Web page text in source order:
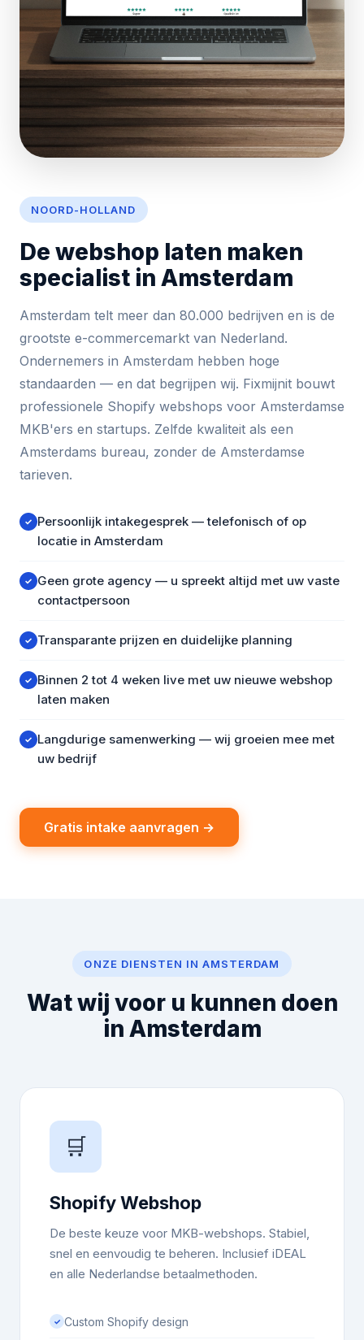
NOORD-HOLLAND
De webshop laten maken
specialist in Amsterdam
Amsterdam telt meer dan 80.000 bedrijven en is de
grootste e-commercemarkt van Nederland.
Ondernemers in Amsterdam hebben hoge
standaarden — en dat begrijpen wij. Fixmijnit bouwt
professionele Shopify webshops voor Amsterdamse
MKB'ers en startups. Zelfde kwaliteit als een
Amsterdams bureau, zonder de Amsterdamse
tarieven.
✓ Persoonlijk intakegesprek — telefonisch of op
locatie in Amsterdam
✓ Geen grote agency — u spreekt altijd met uw vaste
contactpersoon
✓ Transparante prijzen en duidelijke planning
✓ Binnen 2 tot 4 weken live met uw nieuwe webshop
laten maken
✓ Langdurige samenwerking — wij groeien mee met
uw bedrijf
Gratis intake aanvragen →
ONZE DIENSTEN IN AMSTERDAM
Wat wij voor u kunnen doen
in Amsterdam
🛒
Shopify Webshop
De beste keuze voor MKB-webshops. Stabiel,
snel en eenvoudig te beheren. Inclusief iDEAL
en alle Nederlandse betaalmethoden.
✓ Custom Shopify design